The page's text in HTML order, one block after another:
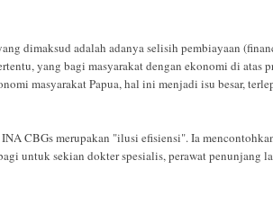
dimaksud adalah adanya selisih pembiayaan
yang bagi masyarakat dengan ekonomi di atas
masyarakat Papua, hal ini menjadi isu besar,
CBGs merupakan "ilusi efisiensi". Ia
untuk sekian dokter spesialis, perawat penunjang